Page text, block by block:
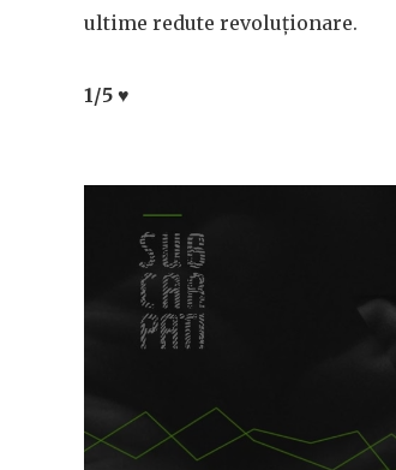
ultime redute revoluționare.
1/5 ♥